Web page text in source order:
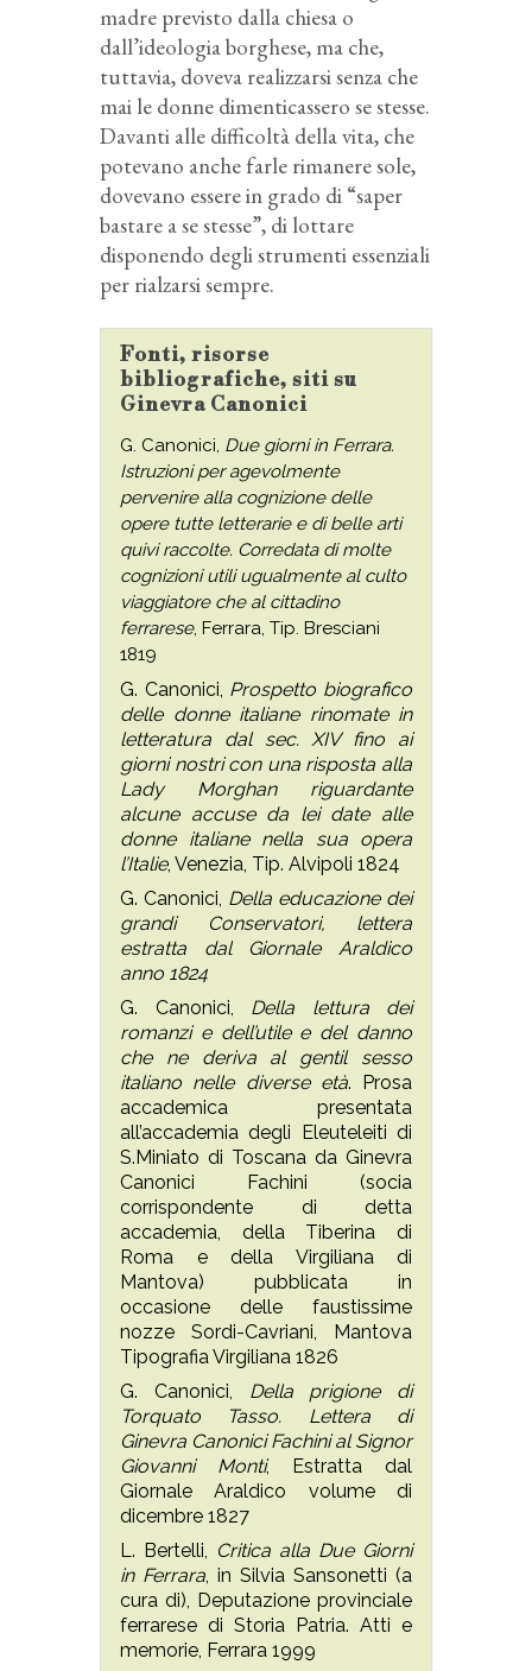
madre previsto dalla chiesa o
dall’ideologia borghese, ma che,
tuttavia, doveva realizzarsi senza che
mai le donne dimenticassero se stesse.
Davanti alle difficoltà della vita, che
potevano anche farle rimanere sole,
dovevano essere in grado di “saper
bastare a se stesse”, di lottare
disponendo degli strumenti essenziali
per rialzarsi sempre.
Fonti, risorse
bibliografiche, siti su
Ginevra Canonici
G. Canonici, Due giorni in Ferrara.
Istruzioni per agevolmente
pervenire alla cognizione delle
opere tutte letterarie e di belle arti
quivi raccolte. Corredata di molte
cognizioni utili ugualmente al culto
viaggiatore che al cittadino
ferrarese, Ferrara, Tip. Bresciani
1819
G. Canonici, Prospetto biografico
delle donne italiane rinomate in
letteratura dal sec. XIV fino ai
giorni nostri con una risposta alla
Lady Morghan riguardante
alcune accuse da lei date alle
donne italiane nella sua opera
l’Italie, Venezia, Tip. Alvipoli 1824
G. Canonici, Della educazione dei
grandi Conservatori, lettera
estratta dal Giornale Araldico
anno 1824
G. Canonici, Della lettura dei
romanzi e dell’utile e del danno
che ne deriva al gentil sesso
italiano nelle diverse età. Prosa
accademica presentata
all’accademia degli Eleuteleiti di
S.Miniato di Toscana da Ginevra
Canonici Fachini (socia
corrispondente di detta
accademia, della Tiberina di
Roma e della Virgiliana di
Mantova) pubblicata in
occasione delle faustissime
nozze Sordi-Cavriani, Mantova
Tipografia Virgiliana 1826
G. Canonici, Della prigione di
Torquato Tasso. Lettera di
Ginevra Canonici Fachini al Signor
Giovanni Monti, Estratta dal
Giornale Araldico volume di
dicembre 1827
L. Bertelli,
Critica alla Due Giorni
in Ferrara , in Silvia Sansonetti (a
cura di), Deputazione provinciale
ferrarese di Storia Patria. Atti e
memorie, Ferrara 1999